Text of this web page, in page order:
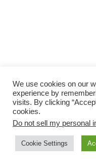
We use cookies on our
experience by
visits. By clicking
cookies.
Do not sell my personal
Cookie Settings